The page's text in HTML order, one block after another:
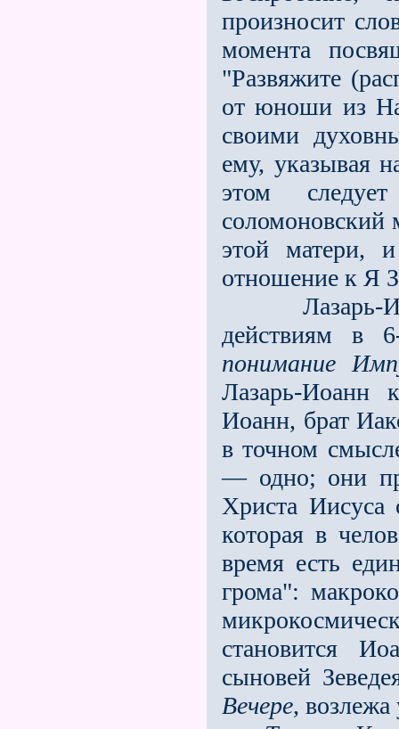
произносит
момента
"Развяжите
от юноши из
своими
ему, указывая
этом
соломоновский
этой матери,
отношение к Я
Лазарь-
действиям в
понимание
Лазарь-Иоанн
Иоанн, брат
в точном
— одно; они
Христа
которая в
время есть
грома":
становится
сыновей
Вечере,